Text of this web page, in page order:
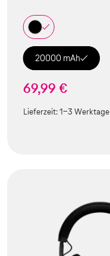
20000 mAh
69,99 €
Lieferzeit:1-3 Werktage